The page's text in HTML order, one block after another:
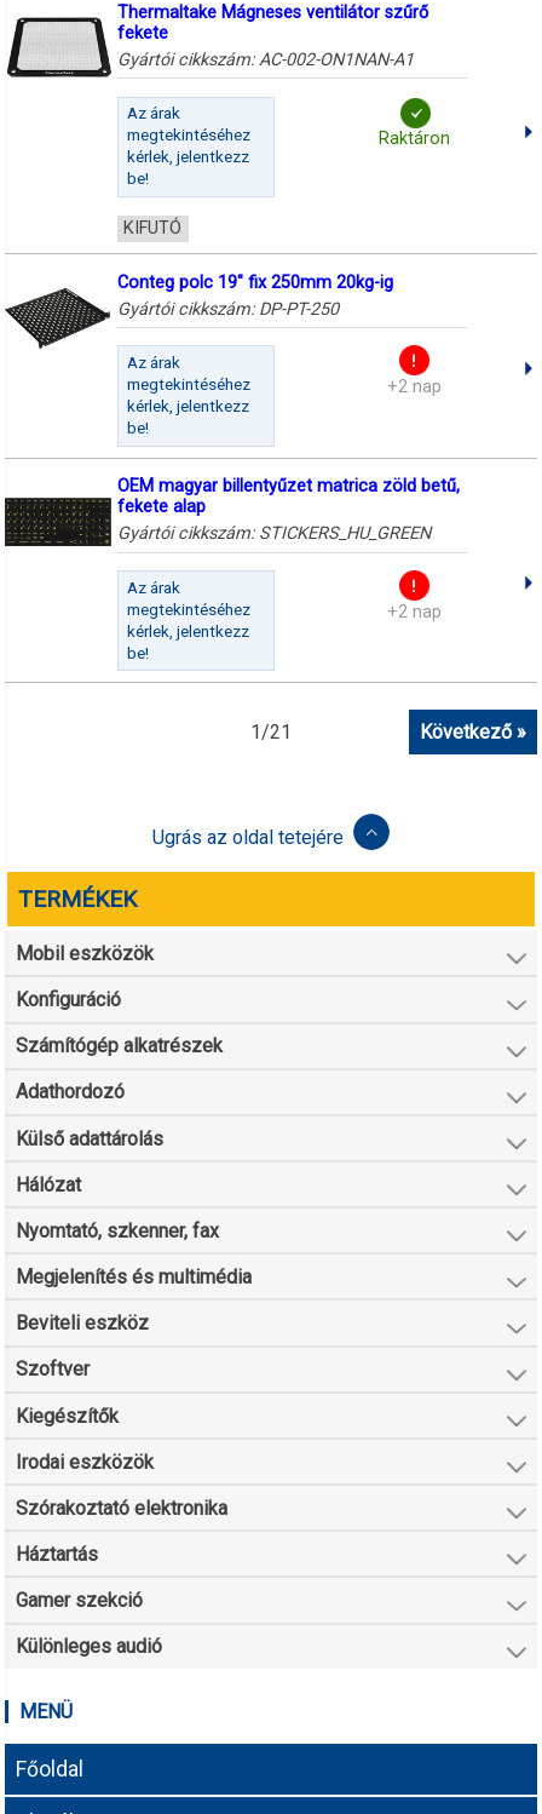
Thermaltake Mágneses ventilátor szűrő
fekete
Gyártói cikkszám:AC-002-ON1NAN-A1
Az árak
megtekintéséhez
kérlek, jelentkezz
be!
Raktáron
KIFUTÓ
Conteg polc 19" fix 250mm 20kg-ig
Gyártói cikkszám: DP-PT-250
Az árak
megtekintéséhez
kérlek, jelentkezz
be!
+2 nap
OEM magyar billentyűzet matrica zöld betű,
fekete alap
Gyártói cikkszám: STICKERS_HU_GREEN
Az árak
megtekintéséhez
kérlek, jelentkezz
be!
+2 nap
1/21 Következő »
Ugrás az oldal tetejére
TERMÉKEK
Mobil eszközök
Konfiguráció
Számítógép alkatrészek
Adathordozó
Külső adattárolás
Hálózat
Nyomtató, szkenner, fax
Megjelenítés és multimédia
Beviteli eszköz
Szoftver
Kiegészítők
Irodai eszközök
Szórakoztató elektronika
Háztartás
Gamer szekció
Különleges audió
MENÜ
Főoldal